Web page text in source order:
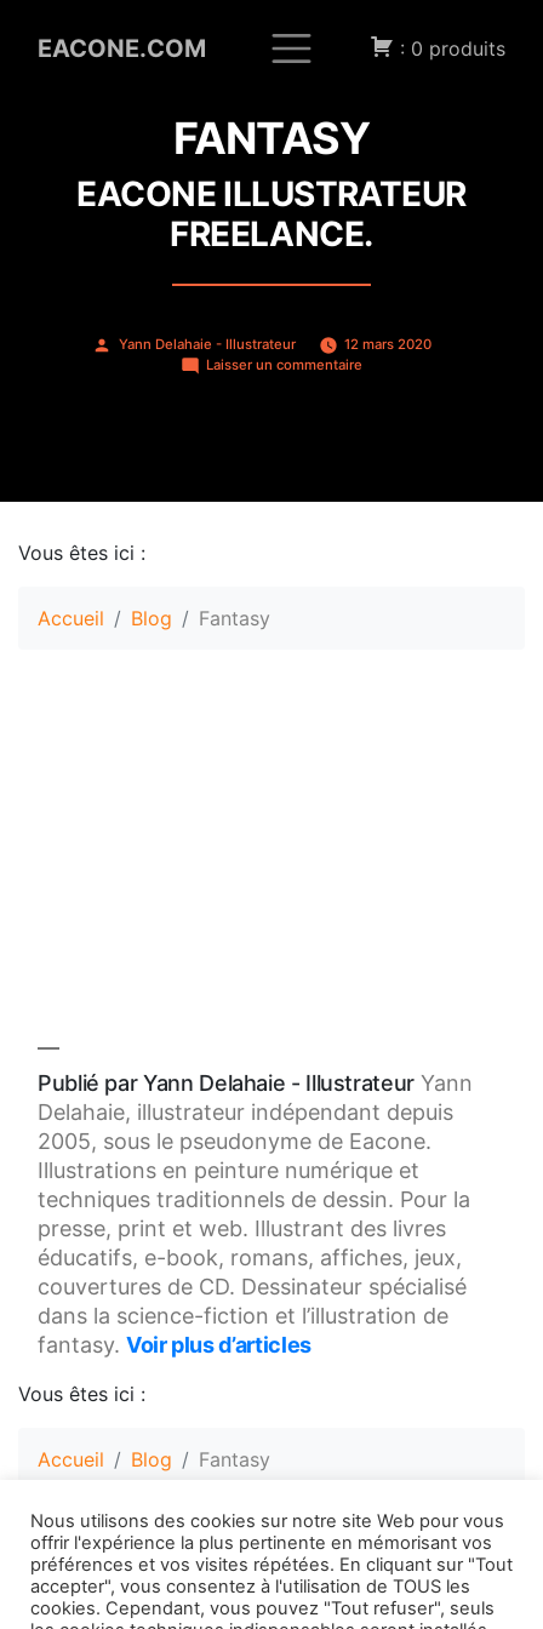
Portfolio Le Blog
A Propos
Clients
Boutique
Compte
Contact
EACONE.COM : 0 produits
FANTASY
EACONE ILLUSTRATEUR
FREELANCE.
Publié
Yann Delahaie - Illustrateur
12 mars 2020
Laisser un commentaire
Vous êtes ici :
Accueil Blog Fantasy
Publié par Yann Delahaie - Illustrateur Yann
Delahaie, illustrateur indépendant depuis
2005, sous le pseudonyme de Eacone.
Illustrations en peinture numérique et
techniques traditionnels de dessin. Pour la
presse, print et web. Illustrant des livres
éducatifs, e-book, romans, affiches, jeux,
couvertures de CD. Dessinateur spécialisé
dans la science-fiction et l’illustration de
fantasy. Voir plus d’articles
Vous êtes ici :
Accueil Blog Fantasy
Made with Wordpress and Bootstrap and
©
Copyright 2020Yann Delahaie:Illustrateur Science-
Nous utilisons des cookies sur notre site Web pour vous
offrir l'expérience la plus pertinente en mémorisant vos
préférences et vos visites répétées. En cliquant sur "Tout
accepter", vous consentez à l'utilisation de TOUS les
cookies. Cependant, vous pouvez "Tout refuser", seuls